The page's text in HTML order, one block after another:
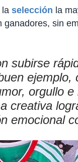
la selección la
ganadores, sin
subirse
orgullo
creativa
emocional